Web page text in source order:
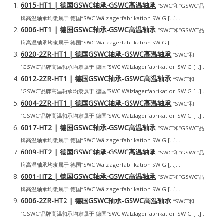
6015-HT1 | 德国GSWC轴承-GSWC高温轴承 “SWC”和“GSWC”品
牌高温轴承均隶属于 德国“SWC Wälzlagerfabrikation SW G […]...
6006-HT1 | 德国GSWC轴承-GSWC高温轴承 “SWC”和“GSWC”品
牌高温轴承均隶属于 德国“SWC Wälzlagerfabrikation SW G […]...
6020-2ZR-HT1 | 德国GSWC轴承-GSWC高温轴承 “SWC”和
“GSWC”品牌高温轴承均隶属于 德国“SWC Wälzlagerfabrikation SW G […]...
6012-2ZR-HT1 | 德国GSWC轴承-GSWC高温轴承 “SWC”和
“GSWC”品牌高温轴承均隶属于 德国“SWC Wälzlagerfabrikation SW G […]...
6004-2ZR-HT1 | 德国GSWC轴承-GSWC高温轴承 “SWC”和
“GSWC”品牌高温轴承均隶属于 德国“SWC Wälzlagerfabrikation SW G […]...
6017-HT2 | 德国GSWC轴承-GSWC高温轴承 “SWC”和“GSWC”品
牌高温轴承均隶属于 德国“SWC Wälzlagerfabrikation SW G […]...
6009-HT2 | 德国GSWC轴承-GSWC高温轴承 “SWC”和“GSWC”品
牌高温轴承均隶属于 德国“SWC Wälzlagerfabrikation SW G […]...
6001-HT2 | 德国GSWC轴承-GSWC高温轴承 “SWC”和“GSWC”品
牌高温轴承均隶属于 德国“SWC Wälzlagerfabrikation SW G […]...
6006-2ZR-HT2 | 德国GSWC轴承-GSWC高温轴承 “SWC”和
“GSWC”品牌高温轴承均隶属于 德国“SWC Wälzlagerfabrikation SW G […]...